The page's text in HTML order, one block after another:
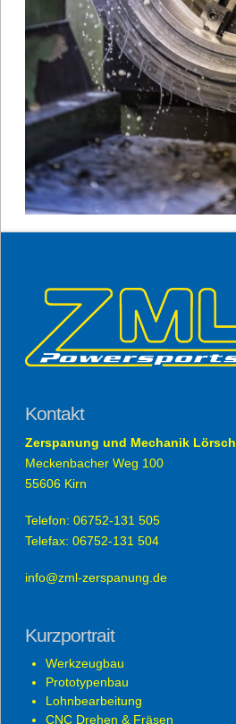
Kontakt
Zerspanung und Mechanik Lörsch
Meckenbacher Weg 100
55606 Kirn
Telefon: 06752-131 505
Telefax: 06752-131 504
info@zml-zerspanung.de
Kurzportrait
Werkzeugbau
Prototypenbau
Lohnbearbeitung
CNC Drehen & Fräsen